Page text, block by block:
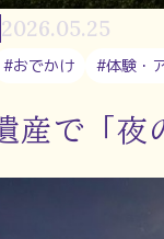
2026.05.25
#おでかけ #体験・
産で「夜